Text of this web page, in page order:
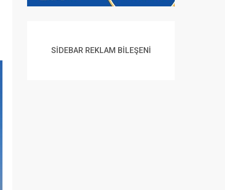
SİDEBAR REKLAM BİLEŞENİ